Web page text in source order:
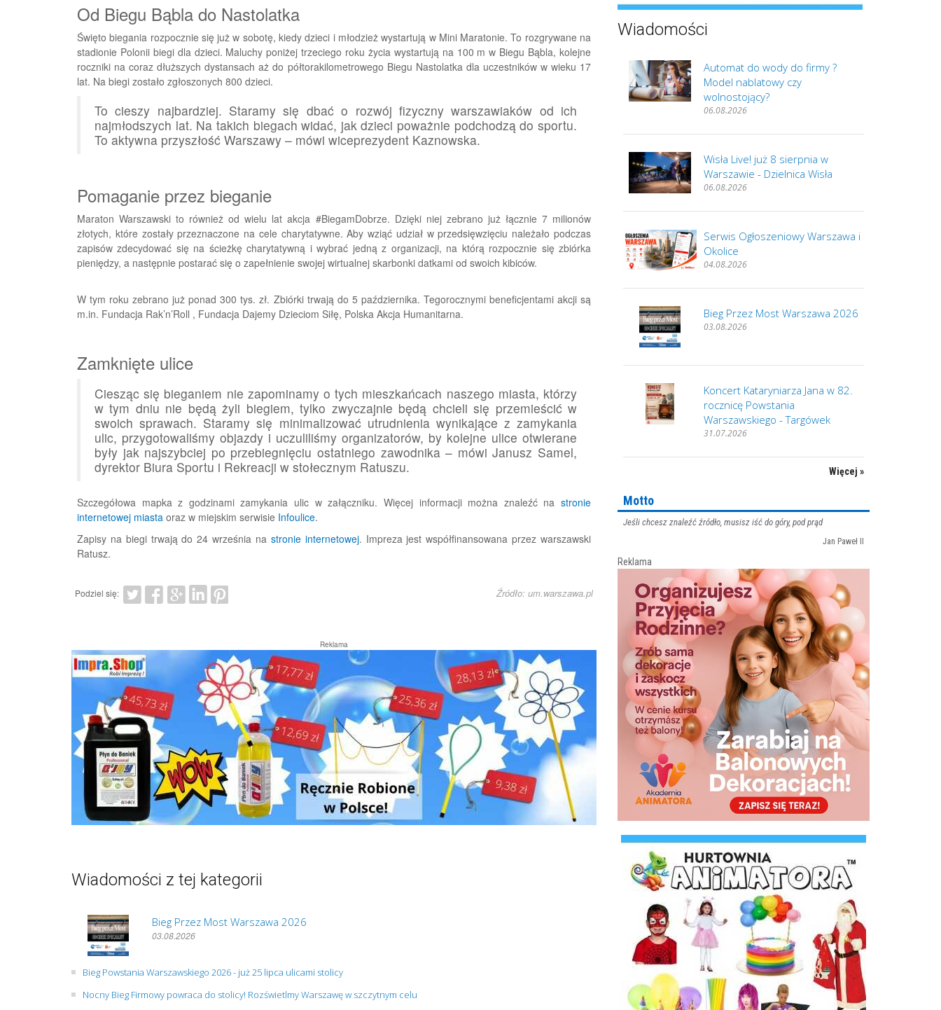
Od Biegu Bąbla do Nastolatka
Święto biegania rozpocznie się już w sobotę, kiedy dzieci i młodzież wystartują w Mini Maratonie. To rozgrywane na
stadionie Polonii biegi dla dzieci. Maluchy poniżej trzeciego roku życia wystartują na 100 m w Biegu Bąbla, kolejne
roczniki na coraz dłuższych dystansach aż do półtorakilometrowego Biegu Nastolatka dla uczestników w wieku 17
lat. Na biegi zostało zgłoszonych 800 dzieci.
To cieszy najbardziej. Staramy się dbać o rozwój fizyczny warszawiaków od ich
najmłodszych lat. Na takich biegach widać, jak dzieci poważnie podchodzą do sportu.
To aktywna przyszłość Warszawy – mówi wiceprezydent Kaznowska.
Pomaganie przez bieganie
Maraton Warszawski to również od wielu lat akcja #BiegamDobrze. Dzięki niej zebrano już łącznie 7 milionów
złotych, które zostały przeznaczone na cele charytatywne. Aby wziąć udział w przedsięwzięciu należało podczas
zapisów zdecydować się na ścieżkę charytatywną i wybrać jedną z organizacji, na którą rozpocznie się zbiórka
pieniędzy, a następnie postarać się o zapełnienie swojej wirtualnej skarbonki datkami od swoich kibiców.
W tym roku zebrano już ponad 300 tys. zł. Zbiórki trwają do 5 października. Tegorocznymi beneficjentami akcji są
m.in. Fundacja Rak’n’Roll , Fundacja Dajemy Dzieciom Siłę, Polska Akcja Humanitarna.
Zamknięte ulice
Ciesząc się bieganiem nie zapominamy o tych mieszkańcach naszego miasta, którzy
w tym dniu nie będą żyli biegiem, tylko zwyczajnie będą chcieli się przemieścić w
swoich sprawach. Staramy się minimalizować utrudnienia wynikające z zamykania
ulic, przygotowaliśmy objazdy i uczuliliśmy organizatorów, by kolejne ulice otwierane
były jak najszybciej po przebiegnięciu ostatniego zawodnika – mówi Janusz Samel,
dyrektor Biura Sportu i Rekreacji w stołecznym Ratuszu.
Szczegółowa mapka z godzinami zamykania ulic w załączniku. Więcej informacji można znaleźć na stronie
internetowej miasta oraz w miejskim serwisie Infoulice.
Zapisy na biegi trwają do 24 września na stronie internetowej. Impreza jest współfinansowana przez warszawski
Ratusz.
Podziel się: Źródło: um.warszawa.pl
Reklama
Wiadomości z tej kategorii
Bieg Przez Most Warszawa 2026
03.08.2026
Bieg Powstania Warszawskiego 2026 - już 25 lipca ulicami stolicy
Nocny Bieg Firmowy powraca do stolicy! Rozświetlmy Warszawę w szczytnym celu
Wiadomości
Automat do wody do firmy ?
Model nablatowy czy
wolnostojący?
06.08.2026
Wisła Live! już 8 sierpnia w
Warszawie - Dzielnica Wisła
06.08.2026
Serwis Ogłoszeniowy Warszawa i
Okolice
04.08.2026
Bieg Przez Most Warszawa 2026
03.08.2026
Koncert Kataryniarza Jana w 82.
rocznicę Powstania
Warszawskiego - Targówek
31.07.2026
Więcej »
Motto
Jeśli chcesz znaleźć źródło, musisz iść do góry, pod prąd
Jan Paweł II
Reklama